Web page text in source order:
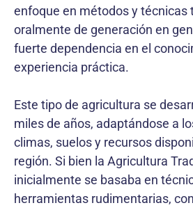
enfoque en métodos y técnicas
oralmente de generación en
fuerte dependencia en el
experiencia práctica.
Este tipo de agricultura se
miles de años, adaptándose a
climas, suelos y recursos
región. Si bien la Agricultura
inicialmente se basaba en
herramientas rudimentarias,